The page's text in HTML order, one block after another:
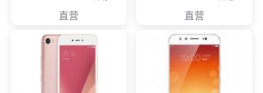
直营
NV930-2G独
直营